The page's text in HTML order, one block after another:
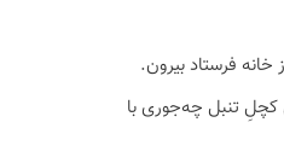
فرستاد بیرون.
کچلِ تنبل چه‌جوری با